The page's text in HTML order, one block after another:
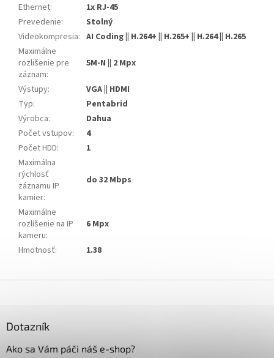
Ethernet:
1x RJ-45
Prevedenie:
Stolný
Videokompresia: AI Coding || H.264+ || H.265+ || H.264 || H.265
Maximálne
rozlišenie pre
záznam:
5M-N || 2 Mpx
Výstupy:
VGA || HDMI
Typ:
Pentabrid
Výrobca:
Dahua
Počet vstupov:
4
Počet HDD:
1
Maximálna
rýchlosť
záznamu IP
kamier:
do 32 Mbps
Maximálne
rozlíšenie na IP
kameru:
6 Mpx
Hmotnosť: 1.38
Dotazník
Ako sa Vám páči náš e-shop?